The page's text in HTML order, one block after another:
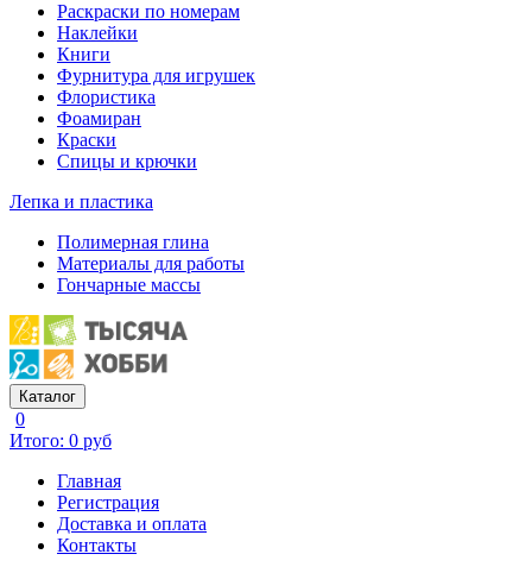
Раскраски по номерам
Наклейки
Книги
Фурнитура для игрушек
Флористика
Фоамиран
Краски
Спицы и крючки
Лепка и пластика
Полимерная глина
Материалы для работы
Гончарные массы
Каталог
0
Итого: 0 руб
Главная
Регистрация
Доставка и оплата
Контакты